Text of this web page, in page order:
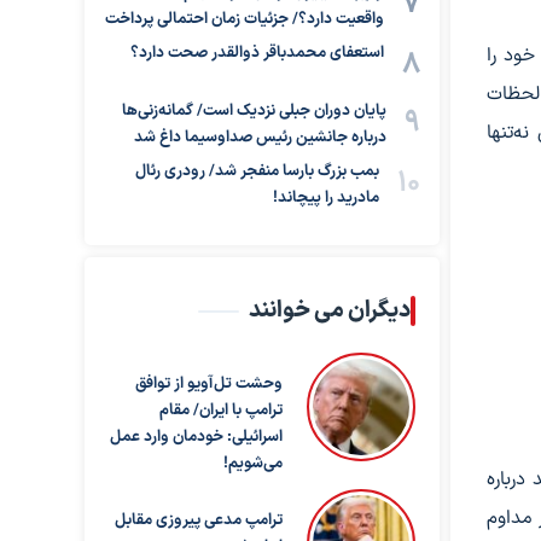
را
لحظات
مداوم
واقعیت دارد؟/ جزئیات زمان احتمالی پرداخت
استعفای محمدباقر ذوالقدر صحت دارد؟
پایان دوران جبلی نزدیک است/ گمانه‌زنی‌ها
درباره جانشین رئیس صداوسیما داغ شد
بمب بزرگ بارسا منفجر شد/ رودری رئال
مادرید را پیچاند!
دیگران می خوانند
وحشت تل‌آویو از توافق
ترامپ با ایران/ مقام
اسرائیلی: خودمان وارد عمل
می‌شویم!
ترامپ مدعی پیروزی مقابل